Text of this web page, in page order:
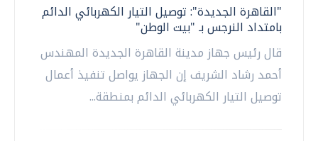
"القاهرة الجديدة": توصيل التيار الكهربائي الدائم
بامتداد النرجس بـ "بيت الوطن"
قال رئيس جهاز مدينة القاهرة الجديدة المهندس
أحمد رشاد الشريف إن الجهاز يواصل تنفيذ أعمال
توصيل التيار الكهربائي الدائم بمنطقة...